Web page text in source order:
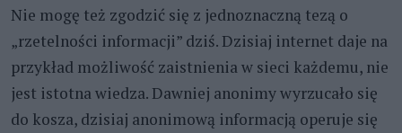
Nie mogę też zgodzić się z jednoznaczną tezą o
„rzetelności informacji” dziś. Dzisiaj internet daje na
przykład możliwość zaistnienia w sieci każdemu, nie
jest istotna wiedza. Dawniej anonimy wyrzucało się
do kosza, dzisiaj anonimową informacją operuje się